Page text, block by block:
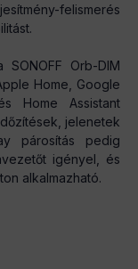
felismerés
Orb-DIM
Home, Google
Home Assistant
jelenetek
párosítás pedig
igényel, és
alkalmazható.